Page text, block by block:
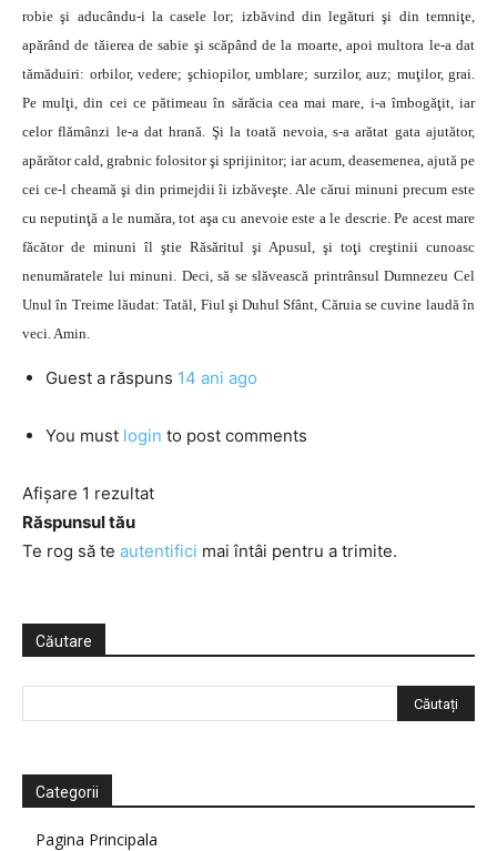
robie şi aducându-i la casele lor; izbăvind din legături şi din temniţe,
apărând de tăierea de sabie şi scăpând de la moarte, apoi multora le-a dat
tămăduiri: orbilor, vedere; şchiopilor, umblare; surzilor, auz; muţilor, grai.
Pe mulţi, din cei ce pătimeau în sărăcia cea mai mare, i-a îmbogăţit, iar
celor flămânzi le-a dat hrană. Şi la toată nevoia, s-a arătat gata ajutător,
apărător cald, grabnic folositor şi sprijinitor; iar acum, deasemenea, ajută pe
cei ce-l cheamă şi din primejdii îi izbăveşte. Ale cărui minuni precum este
cu neputinţă a le număra, tot aşa cu anevoie este a le descrie. Pe acest mare
făcător de minuni îl ştie Răsăritul şi Apusul, şi toţi creştinii cunoasc
nenumăratele lui minuni. Deci, să se slăvească printrânsul Dumnezeu Cel
Unul în Treime lăudat: Tatăl, Fiul şi Duhul Sfânt, Căruia se cuvine laudă în
veci. Amin.
Guest a răspuns 14 ani ago
You must login to post comments
Afișare 1 rezultat
Răspunsul tău
Te rog să te autentifici mai întâi pentru a trimite.
Căutare
Categorii
Pagina Principala